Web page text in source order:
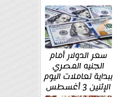
سعر الدولار أمام
الجنيه المصري
ببداية تعاملات اليوم
الإثنين 3 أغسطس